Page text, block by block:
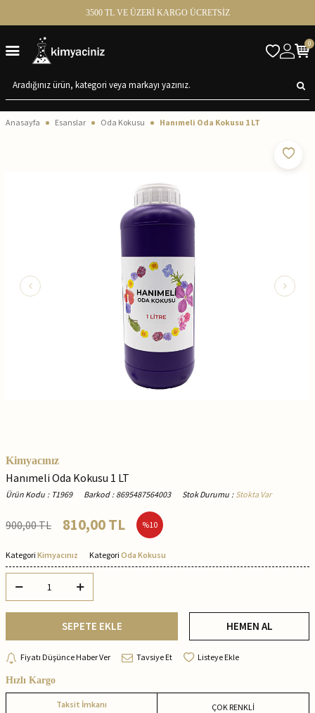
3500 TL VE ÜZERİ KARGO ÜCRETSİZ
0
Anasayfa Esanslar Oda Kokusu Hanımeli Oda Kokusu 1 LT
Kimyacınız
Hanımeli Oda Kokusu 1 LT
Ürün Kodu : T1969 Barkod : 8695487564003 Stok Durumu : Stokta Var
900,00TL 810,00TL %10
Kategori Kimyacınız Kategori Oda Kokusu
SEPETE EKLE HEMEN AL
Fiyatı Düşünce Haber Ver Tavsiye Et Listeye Ekle
Hızlı Kargo
Taksit İmkanı ÇOK RENKLİ